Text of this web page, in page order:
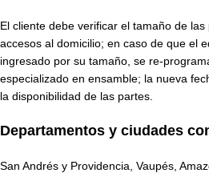
El cliente debe verificar el tamaño de
accesos al domicilio; en caso de que el
ingresado por su tamaño, se re-
especializado en ensamble; la nueva
la disponibilidad de las partes.
Departamentos y ciudades
San Andrés y Providencia, Vaupés,